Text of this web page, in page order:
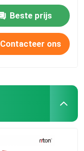
Beste prijs
Contacteer ons